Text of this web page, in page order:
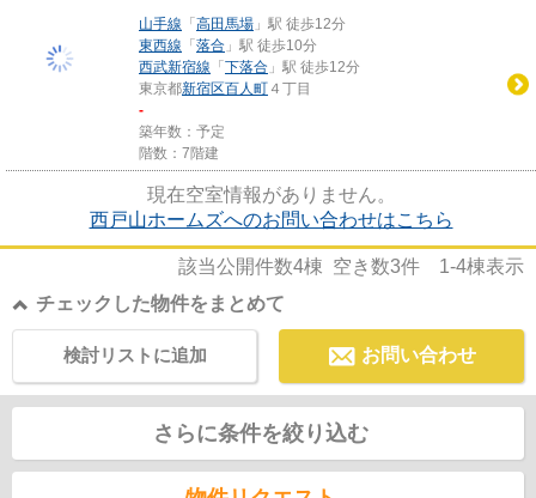
山手線 「 高田馬場 」駅 徒歩12分
東西線 「 落合 」駅 徒歩10分
西武新宿線 「 下落合 」駅 徒歩12分
東京都新宿区百人町 ４丁目
-
築年数：予定
階数：7階建
現在空室情報がありません。
西戸山ホームズへのお問い合わせはこちら
該当公開件数4棟 空き数3件 1-4棟表示
チェックした物件をまとめて
お問い合わせ
検討リストに追加
さらに条件を絞り込む